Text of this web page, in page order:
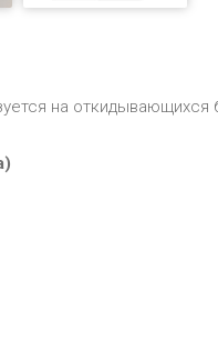
на откидывающихся